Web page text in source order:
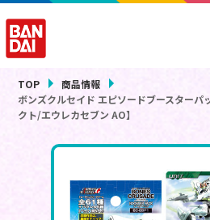
TOP
商品情報
ボンズクルセイド エピソードブースターパ
クト/エウレカセブン AO】